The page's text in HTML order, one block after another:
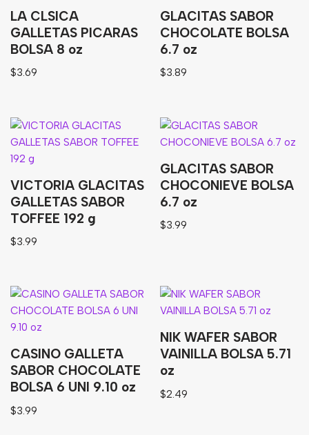
Congelaldos
Condimentos
Golosinas
Bebidas
Tés
LA CLSICA
GALLETAS PICARAS
BOLSA 8 oz
$3.69
GLACITAS SABOR
CHOCOLATE BOLSA
6.7 oz
$3.89
VICTORIA GLACITAS
GALLETAS SABOR
TOFFEE 192 g
$3.99
GLACITAS SABOR
CHOCONIEVE BOLSA
6.7 oz
$3.99
CASINO GALLETA
SABOR CHOCOLATE
BOLSA 6 UNI 9.10 oz
$3.99
NIK WAFER SABOR
VAINILLA BOLSA 5.71
oz
$2.49